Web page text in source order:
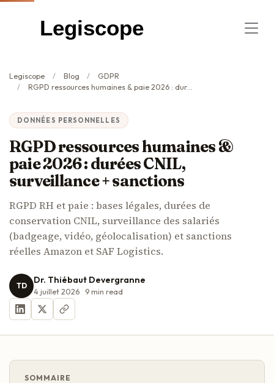
Legiscope
Legiscope Blog
GDPR
RGPD ressources humaines & paie 2026 : durées CNIL, surveillance + sanctions
DONNÉES PERSONNELLES
RGPD ressources humaines &
paie 2026 : durées CNIL,
surveillance + sanctions
RGPD RH et paie : bases légales, durées de
conservation CNIL, surveillance des salariés
(badgeage, vidéo, géolocalisation) et sanctions
réelles Amazon et SAF Logistics.
TD Dr. Thiébaut Devergranne
4 juillet 2026 9 min read
SOMMAIRE